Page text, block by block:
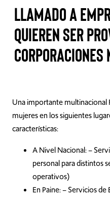
Join Us
Events
Donate
LLAMADO A
QUIEREN SER
Una importante multinacional
mujeres en los siguientes
características:
A Nivel Nacional: –
personal para distintos
operativos)
En Paine: – Servicios